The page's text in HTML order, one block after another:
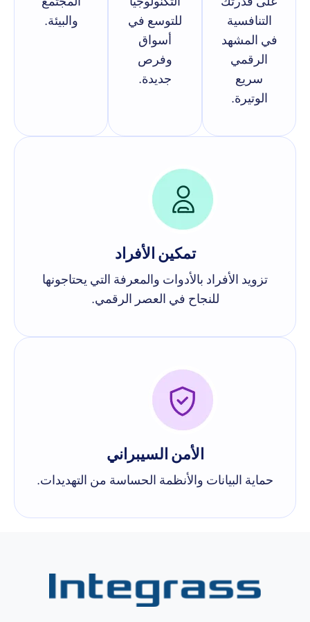
التنافسية
في المشهد
الرقمي
سريع
الوتيرة.
للتوسع في
أسواق
وفرص
جديدة.
والبيئة.
تمكين الأفراد
تزويد الأفراد بالأدوات والمعرفة التي يحتاجونها
للنجاح في العصر الرقمي.
الأمن السيبراني
حماية البيانات والأنظمة الحساسة من التهديدات.